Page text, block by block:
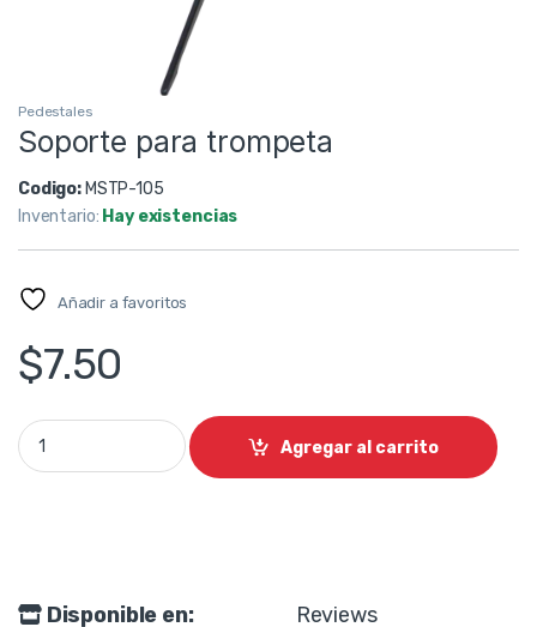
Pedestales
Soporte para trompeta
Codigo: MSTP-105
Inventario: Hay existencias
Añadir a favoritos
$7.50
Soporte para trompeta quantity
Agregar al carrito
Disponible en: Reviews